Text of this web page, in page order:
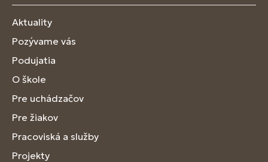
Aktuality
Pozývame vás
Podujatia
O škole
Pre uchádzačov
Pre žiakov
Pracoviská a služby
Projekty